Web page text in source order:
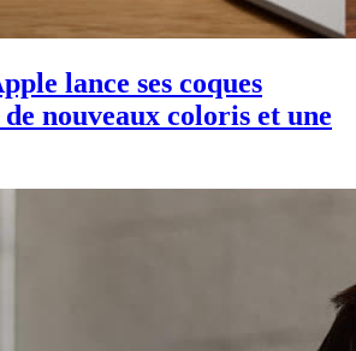
lance ses coques
nouveaux coloris et une